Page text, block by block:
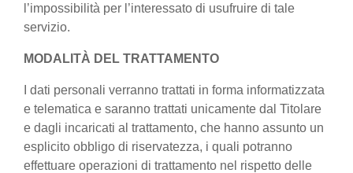
l’impossibilità per l’interessato di usufruire di tale
servizio.
MODALITÀ DEL TRATTAMENTO
I dati personali verranno trattati in forma informatizzata
e telematica e saranno trattati unicamente dal Titolare
e dagli incaricati al trattamento, che hanno assunto un
esplicito obbligo di riservatezza, i quali potranno
effettuare operazioni di trattamento nel rispetto delle